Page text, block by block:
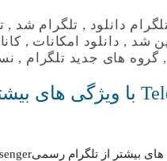
دانلود , تلگرام شد ,
شد , دانلود امکانات ,
, گروه های جدید تلگرام ,